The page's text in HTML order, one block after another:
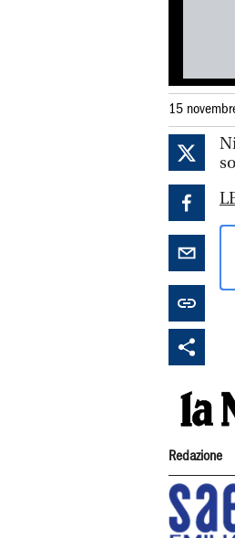
15
Redazione